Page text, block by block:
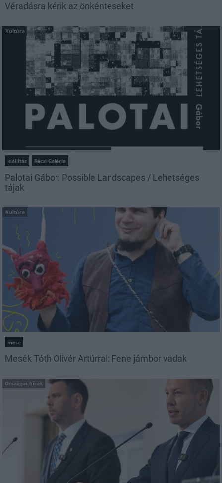
Véradásra kérik az önkénteseket
Kultúra
kiállítás Pécsi Galéria
Palotai Gábor: Possible Landscapes / Lehetséges
tájak
Kultúra
mese
Mesék Tóth Olivér Artúrral: Fene jámbor vadak
Országos hírek